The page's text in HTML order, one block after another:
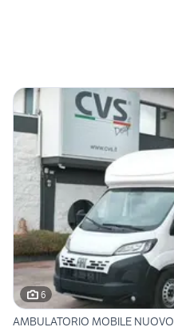
6
AMBULATORIO MOBILE NUOVO